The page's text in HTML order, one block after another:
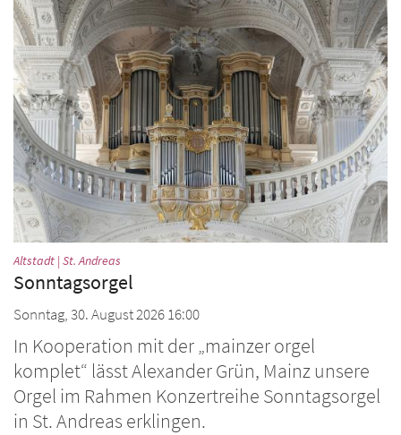
Altstadt | St. Andreas
Sonntagsorgel
Sonntag, 30. August 2026 16:00
In Kooperation mit der „mainzer orgel
komplet“ lässt Alexander Grün, Mainz unsere
Orgel im Rahmen Konzertreihe Sonntagsorgel
in St. Andreas erklingen.